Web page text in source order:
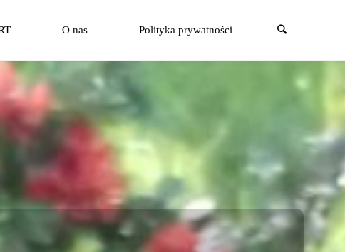
O nas Polityka prywatności